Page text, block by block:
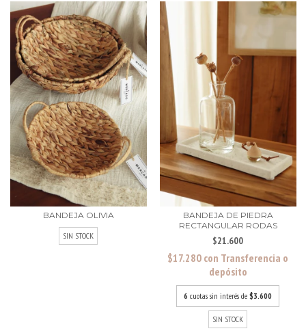
BANDEJA OLIVIA
SIN STOCK
BANDEJA DE PIEDRA
RECTANGULAR RODAS
$21.600
$17.280 con Transferencia o
depósito
6 cuotas sin interés de $3.600
SIN STOCK